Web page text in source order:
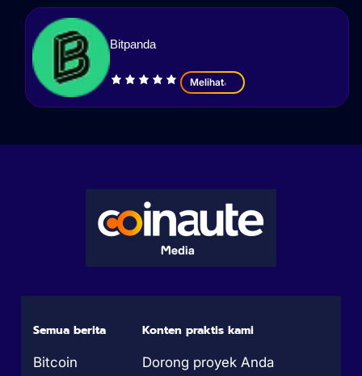
Bitpanda
Melihat
Semua berita
Bitcoin
Konten praktis kami
Dorong proyek Anda